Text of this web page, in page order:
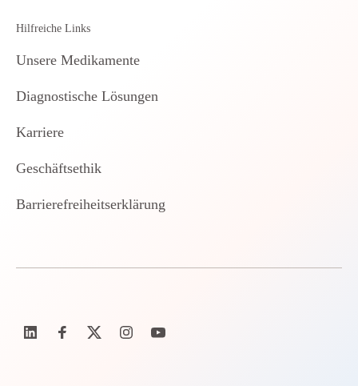
Hilfreiche Links
Unsere Medikamente
Diagnostische Lösungen
Karriere
Geschäftsethik
Barrierefreiheitserklärung